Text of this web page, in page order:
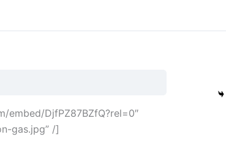
embed/DjfPZ87BZfQ?rel=0″
gas.jpg” /]